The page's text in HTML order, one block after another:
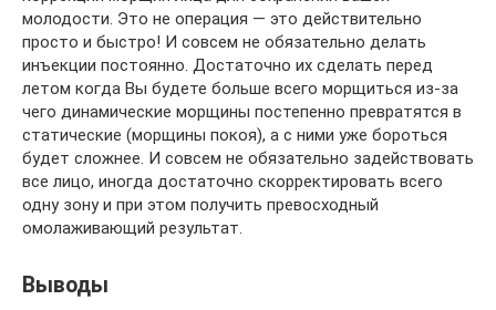
молодости. Это не операция — это действительно
просто и быстро! И совсем не обязательно делать
инъекции постоянно. Достаточно их сделать перед
летом когда Вы будете больше всего морщиться из-за
чего динамические морщины постепенно превратятся в
статические (морщины покоя), а с ними уже бороться
будет сложнее. И совсем не обязательно задействовать
все лицо, иногда достаточно скорректировать всего
одну зону и при этом получить превосходный
омолаживающий результат.
Выводы